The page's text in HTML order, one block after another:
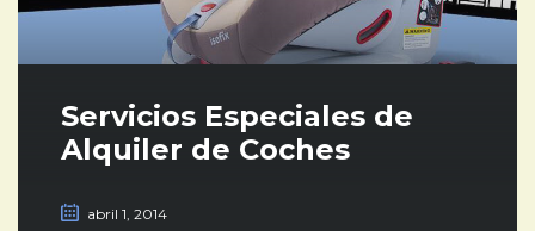
Servicios Especiales de
Alquiler de Coches
abril 1, 2014